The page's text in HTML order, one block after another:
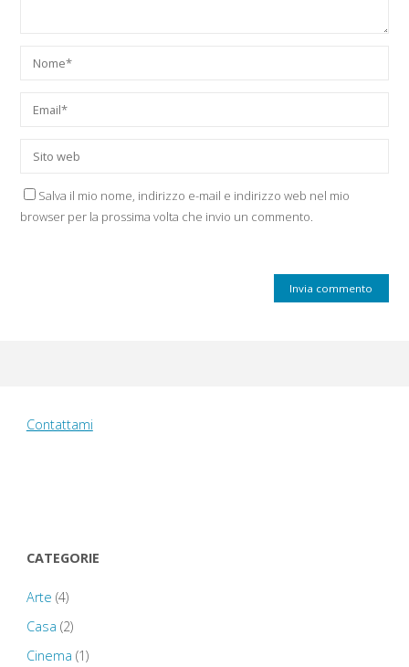
Salva il mio nome, indirizzo e-mail e indirizzo web nel mio
browser per la prossima volta che invio un commento.
Contattami
CATEGORIE
Arte (4)
Casa (2)
Cinema (1)